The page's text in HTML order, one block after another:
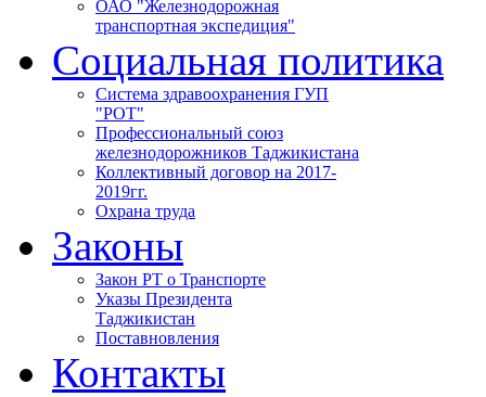
ОАО "Железнодорожная
транспортная экспедиция"
Социальная политика
Система здравоохранения ГУП
"РОТ"
Профессиональный союз
железнодорожников Таджикистана
Коллективный договор на 2017-
2019гг.
Охрана труда
Законы
Закон РТ о Транспорте
Указы Президента
Таджикистан
Поставновления
Контакты